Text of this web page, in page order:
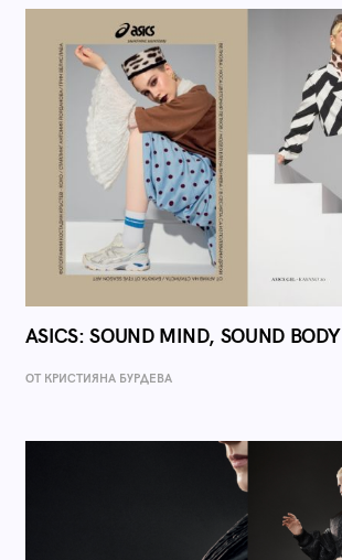
ASICS: SOUND MIND, SOUND BODY
ОТ КРИСТИЯНА БУРДЕВА